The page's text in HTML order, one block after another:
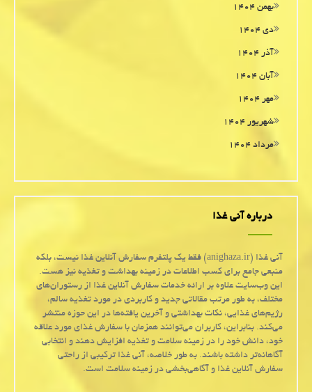
بهمن ۱۴۰۴
دی ۱۴۰۴
آذر ۱۴۰۴
آبان ۱۴۰۴
مهر ۱۴۰۴
شهریور ۱۴۰۴
مرداد ۱۴۰۴
درباره آنی غذا
آنی غذا (anighaza.ir) فقط یک پلتفرم سفارش آنلاین غذا نیست، بلکه
منبعی جامع برای کسب اطلاعات در زمینه بهداشت و تغذیه نیز هست.
این وب‌سایت علاوه بر ارائه خدمات سفارش آنلاین غذا از رستوران‌های
مختلف، به طور مرتب مقالاتی جدید و کاربردی در مورد تغذیه سالم،
رژیم‌های غذایی، نکات بهداشتی و آخرین یافته‌ها در این حوزه منتشر
می‌کند. بنابراین، کاربران می‌توانند همزمان با سفارش غذای مورد علاقه
خود، دانش خود را در زمینه سلامت و تغذیه افزایش دهند و انتخابی
آگاهانه‌تر داشته باشند. به طور خلاصه، آنی غذا ترکیبی از راحتی
سفارش آنلاین غذا و آگاهی‌بخشی در زمینه سلامت است.